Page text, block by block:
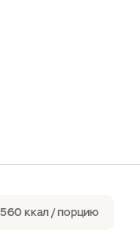
560 ккал / порцию